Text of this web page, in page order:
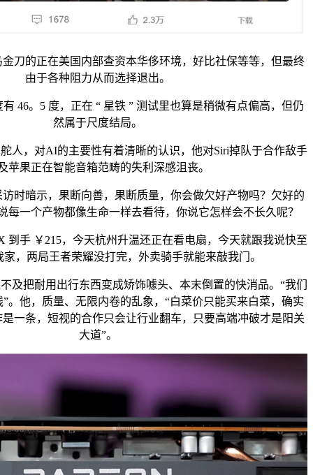
的正在美国内部查资本华侈环境，好比社保等等，但最终
由于各种阻力从而选择退出。
。5 度，正在 “ 星铁 ” 测试里也算是稍微有点偏高，但仍
然属于尺度结局。
，对AI的主要性有着清晰的认识，他对Siri掉队于合作敌手
苹果正在智能音箱范畴的失利深感沮丧。
暗示，果断向善，果断质量，你会做欠好产物吗？欠好的
每一个产物都像生命一样去看待，你说它怎样会不长久呢？
￥215，今天杭州升温还正在看电扇，今天就跟我说快至
家，两局王者荣耀没打完，外卖骑手就能来敲我门。
把耐用出行东西变成矫饰噱头、本末倒置的快消品。“我们
。他，质量、无限内卷的乱象，“白菜价只能买来白菜，确实
一条，短视的合作只会让行业翻车，只要高端冲破才是阳关
大道”。